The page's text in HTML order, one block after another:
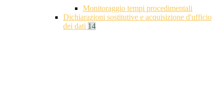
Monitoraggio tempi procedimentali
Dichiarazioni sostitutive e acquisizione d'ufficio
dei dati 14